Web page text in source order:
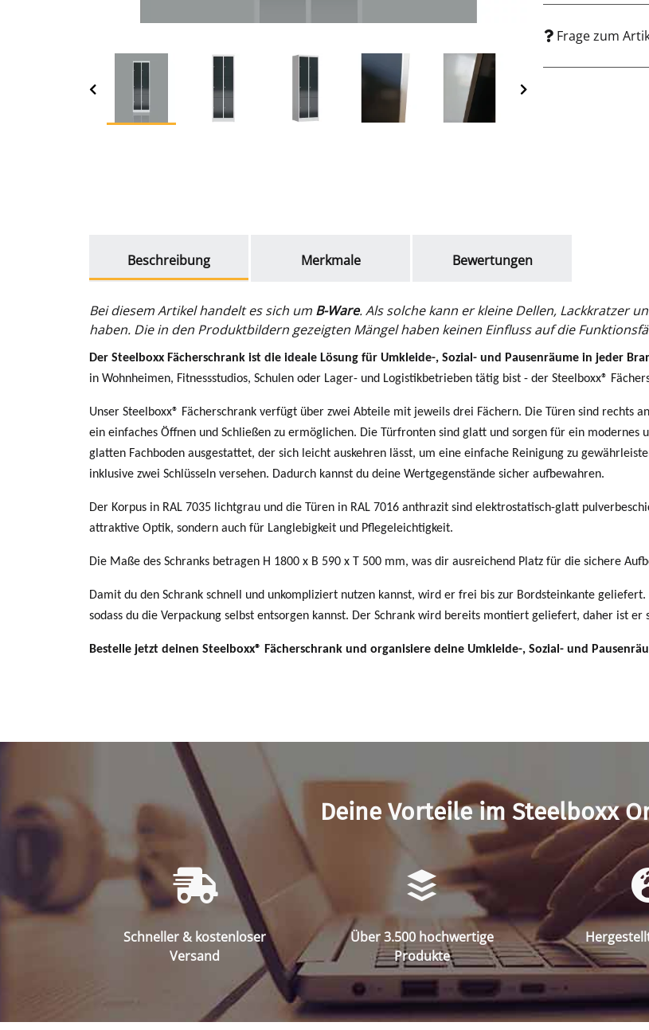
Frage zum
Beschreibung
Merkmale Bewertungen
Bei diesem Artikel handelt es sich um B-Ware. Als solche kann er kleine Dellen, Lackkratzer
haben. Die in den Produktbildern gezeigten Mängel haben keinen Einfluss auf die
Der Steelboxx Fächerschrank ist die ideale Lösung für Umkleide-, Sozial- und Pausenräume in jeder
in Wohnheimen, Fitnessstudios, Schulen oder Lager- und Logistikbetrieben tätig bist - der Steelboxx®
Unser Steelboxx® Fächerschrank verfügt über zwei Abteile mit jeweils drei Fächern. Die Türen sind rechts
ein einfaches Öffnen und Schließen zu ermöglichen. Die Türfronten sind glatt und sorgen für ein modernes
glatten Fachboden ausgestattet, der sich leicht auskehren lässt, um eine einfache Reinigung zu
inklusive zwei Schlüsseln versehen. Dadurch kannst du deine Wertgegenstände sicher aufbewahren.
Der Korpus in RAL 7035 lichtgrau und die Türen in RAL 7016 anthrazit sind elektrostatisch-glatt
attraktive Optik, sondern auch für Langlebigkeit und Pflegeleichtigkeit.
Die Maße des Schranks betragen H 1800 x B 590 x T 500 mm, was dir ausreichend Platz für die sichere
Damit du den Schrank schnell und unkompliziert nutzen kannst, wird er frei bis zur Bordsteinkante
sodass du die Verpackung selbst entsorgen kannst. Der Schrank wird bereits montiert geliefert, daher ist er
Bestelle jetzt deinen Steelboxx® Fächerschrank und organisiere deine Umkleide-, Sozial- und
Deine Vorteile im Steelboxx
Schneller & kostenloser
Versand
Über 3.500 hochwertige
Produkte